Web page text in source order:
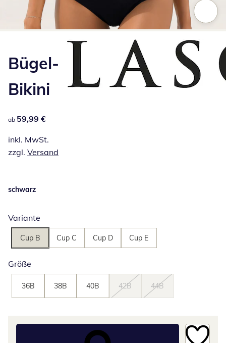
Bügel-
Bikini
59,99 €
ab 59,99 €
inkl. MwSt.
zzgl. Versand
schwarz
Variante
Cup B Cup C Cup D Cup E
Größe
36B 38B 40B 42B 44B